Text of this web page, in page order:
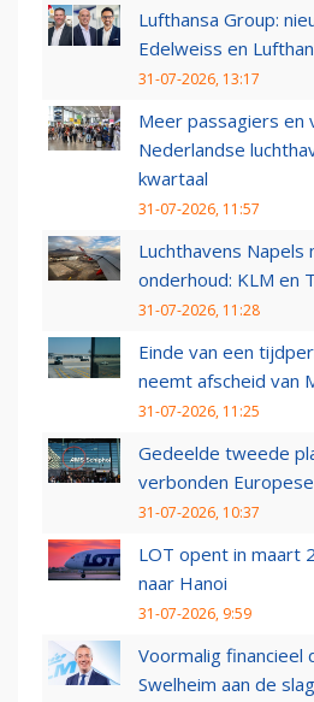
Lufthansa Group:
Edelweiss en
31-07-2026, 13:17
Meer passagiers en
Nederlandse
kwartaal
31-07-2026, 11:57
Luchthavens Napels
onderhoud: KLM en
31-07-2026, 11:28
Einde van een
neemt afscheid van
31-07-2026, 11:25
Gedeelde tweede
verbonden
31-07-2026, 10:37
LOT opent in maart
naar Hanoi
31-07-2026, 9:59
Voormalig financieel
Swelheim aan de